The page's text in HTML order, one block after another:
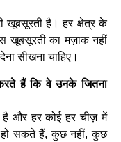
खूबसूरती है। हर क्षेत्र के
खूबसूरती का मज़ाक नहीं
सीखना चाहिए।
हैं कि वे उनके जितना
है और हर कोई हर चीज़ में
सकते हैं, कुछ नहीं, कुछ